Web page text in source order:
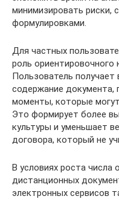
минимизировать риски,
формулировками.
Для частных
роль
Пользователь
содержание документа,
моменты, которые
Это формирует более
культуры и уменьшает
договора, который не
В условиях роста числа
дистанционных
электронных сервисов